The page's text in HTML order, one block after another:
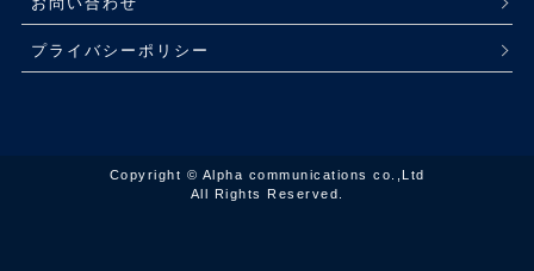
プライバシーポリシー
Copyright © Alpha communications co.,Ltd
All Rights Reserved.